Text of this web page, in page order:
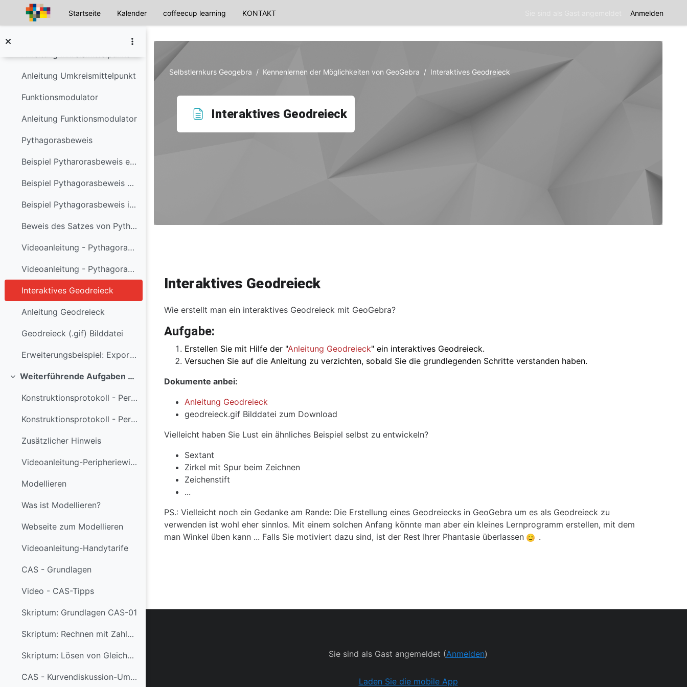
Startseite Kalender coffeecup learning KONTAKT Anmelden
Anleitung Höhenschnittpunkt
Anleitung Inkreismittelpunkt
Anleitung Umkreismittelpunkt
Funktionsmodulator
Anleitung Funktionsmodulator
Pythagorasbeweis
Beispiel Pytharorasbeweis einfach
Beispiel Pythagorasbeweis grafisch
Beispiel Pythagorasbeweis interaktiv
Beweis des Satzes von Pythagors gesungen :-)
Videoanleitung - Pythagoras - Beweis - Teil 1
Videoanleitung - Pythagoras - Beweis - Teil2
Interaktives Geodreieck
Anleitung Geodreieck
Geodreieck (.gif) Bilddatei
Erweiterungsbeispiel: Export eines dynamischen Arbeitsblattes
Einklappen
Weiterführende Aufgaben und didaktische Überlegungen
Konstruktionsprotokoll - Peripheriewinkelsatz
Konstruktionsprotokoll - Peripheriewinkelsatz
Zusätzlicher Hinweis
Videoanleitung-Peripheriewinkelsatz
Modellieren
Was ist Modellieren?
Webseite zum Modellieren
Videoanleitung-Handytarife
CAS - Grundlagen
Video - CAS-Tipps
Skriptum: Grundlagen CAS-01
Skriptum: Rechnen mit Zahlen, Wurzeln, Termen CAS-02
Skriptum: Lösen von Gleichungen CAS-03
CAS - Kurvendiskussion-Umkehraufgabe
Selbstlernkurs Geogebra Kennenlernen der Möglichkeiten von GeoGebra Interaktives Geodreieck
Interaktives Geodreieck
Interaktives Geodreieck
Wie erstellt man ein interaktives Geodreieck mit GeoGebra?
Aufgabe:
Erstellen Sie mit Hilfe der "Anleitung Geodreieck" ein interaktives Geodreieck.
Versuchen Sie auf die Anleitung zu verzichten, sobald Sie die grundlegenden Schritte verstanden haben.
Dokumente anbei:
Anleitung Geodreieck
geodreieck.gif Bilddatei zum Download
Vielleicht haben Sie Lust ein ähnliches Beispiel selbst zu entwickeln?
Sextant
Zirkel mit Spur beim Zeichnen
Zeichenstift
...
PS.: Vielleicht noch ein Gedanke am Rande: Die Erstellung eines Geodreiecks in GeoGebra um es als Geodreieck zu
verwenden ist wohl eher sinnlos. Mit einem solchen Anfang könnte man aber ein kleines Lernprogramm erstellen, mit dem
man Winkel üben kann ... Falls Sie motiviert dazu sind, ist der Rest Ihrer Phantasie überlassen
.
Sie sind als Gast angemeldet (Anmelden)
Laden Sie die mobile App